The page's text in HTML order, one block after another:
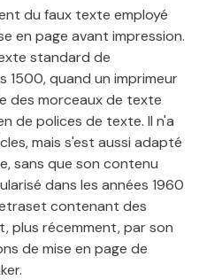
du faux texte employé
en page avant impression.
standard de
1500, quand un imprimeur
des morceaux de texte
de polices de texte. Il n'a
mais s'est aussi adapté
sans que son contenu
dans les années 1960
contenant des
plus récemment, par son
de mise en page de